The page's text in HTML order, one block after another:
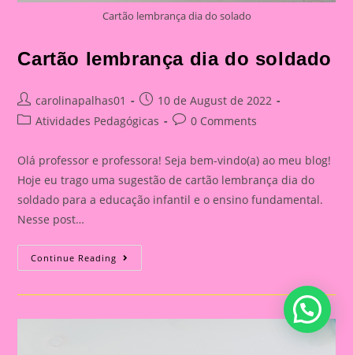
Cartão lembrança dia do solado
Cartão lembrança dia do soldado
Post
author:
carolinapalhas01
Post
published:
10 de August de 2022
PostAtividades Pedagógicas
Post0 Comments
Olá professor e professora! Seja bem-vindo(a) ao meu blog!
Hoje eu trago uma sugestão de cartão lembrança dia do
soldado para a educação infantil e o ensino fundamental.
Nesse post…
Continue Reading Cartão
Lembrança
Do